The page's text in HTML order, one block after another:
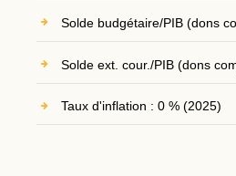
Solde budgétaire/PIB (dons
Solde ext. cour./PIB (dons
Taux d'inflation : 0 % (2025)